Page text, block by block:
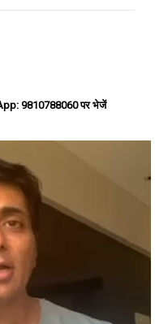
9810788060 पर भेजें